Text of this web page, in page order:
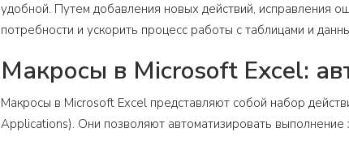
удобной. Путем добавления новых действий, исправления
потребности и ускорить процесс работы с таблицами и
Макросы в Microsoft Excel:
Макросы в Microsoft Excel представляют собой набор
Applications). Они позволяют автоматизировать